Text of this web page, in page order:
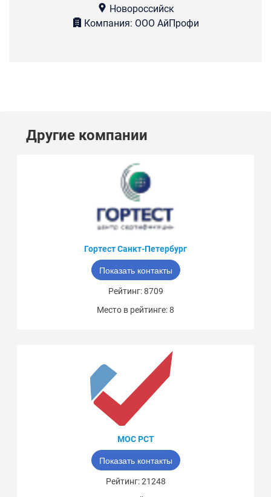
Новороссийск
Компания: ООО АйПрофи
Другие компании
Гортест Санкт-Петербург
Показать контакты
Рейтинг: 8709
Место в рейтинге: 8
МОС РСТ
Показать контакты
Рейтинг: 21248